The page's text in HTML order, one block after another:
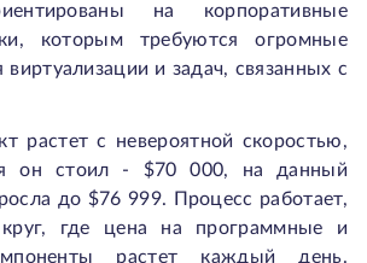
на корпоративные
которым требуются огромные
и задач, связанных с
растет с невероятной скоростью,
он стоил - $70 000, на данный
до $76 999. Процесс работает,
где цена на программные и
растет каждый день.